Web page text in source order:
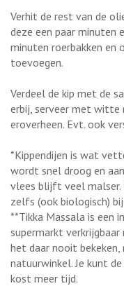
Verhit de rest van de
deze een paar minuten
minuten roerbakken
toevoegen.
Verdeel de kip met de
erbij, serveer met witte
eroverheen. Evt. ook
*Kippendijen is wat
wordt snel droog en
vlees blijft veel malser.
zelfs (ook biologisch) bij
**Tikka Massala is een
supermarkt verkrijgbaar
het daar nooit bekeken,
natuurwinkel. Je kunt
kost meer tijd.